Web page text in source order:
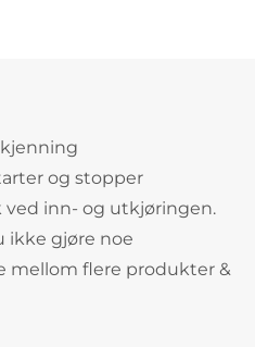
og stopper
inn- og utkjøringen.
ikke gjøre noe
mellom flere produkter &